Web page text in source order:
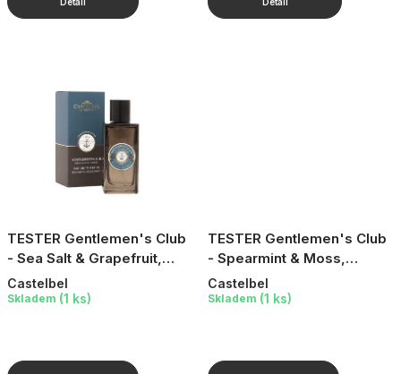
TESTER Gentlemen's Club
- Sea Salt & Grapefruit,
Luxusní pánská toaletní
voda, 100 ml
Castelbel
Skladem (1 ks)
TESTER Gentlemen's Club
- Spearmint & Moss,
Luxusní pánská toaletní
voda, 100 ml
Castelbel
Skladem (1 ks)